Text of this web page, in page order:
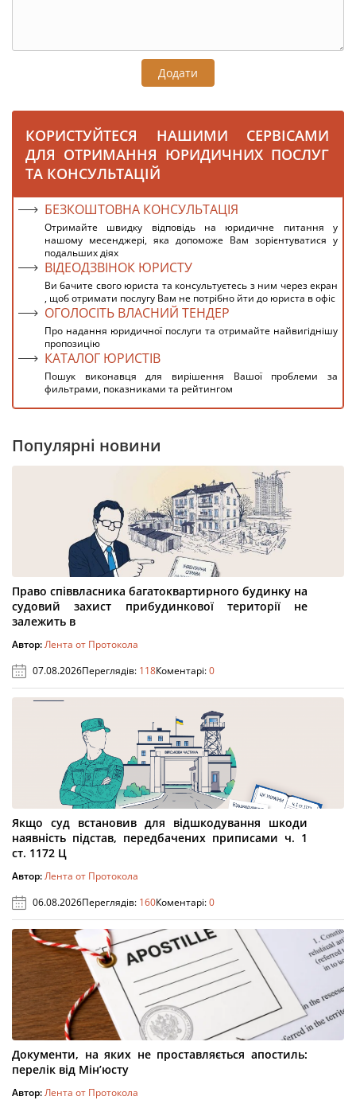
Додати
КОРИСТУЙТЕСЯ НАШИМИ СЕРВІСАМИ
ДЛЯ ОТРИМАННЯ ЮРИДИЧНИХ ПОСЛУГ
ТА КОНСУЛЬТАЦІЙ
БЕЗКОШТОВНА КОНСУЛЬТАЦІЯ
Отримайте швидку відповідь на юридичне питання у
нашому месенджері, яка допоможе Вам зорієнтуватися у
подальших діях
ВІДЕОДЗВІНОК ЮРИСТУ
Ви бачите свого юриста та консультуєтесь з ним через екран
, щоб отримати послугу Вам не потрібно йти до юриста в офіс
ОГОЛОСІТЬ ВЛАСНИЙ ТЕНДЕР
Про надання юридичної послуги та отримайте найвигіднішу
пропозицію
КАТАЛОГ ЮРИСТІВ
Пошук виконавця для вирішення Вашої проблеми за
фильтрами, показниками та рейтингом
Популярні новини
Право співвласника багатоквартирного будинку на
судовий захист прибудинкової території не
залежить в
Автор:Лента от Протокола
07.08.2026Переглядів: 118Коментарі:0
Якщо суд встановив для відшкодування шкоди
наявність підстав, передбачених приписами ч. 1
ст. 1172 Ц
Автор:Лента от Протокола
06.08.2026Переглядів: 160Коментарі:0
Документи, на яких не проставляється апостиль:
перелік від Мін’юсту
Автор:Лента от Протокола